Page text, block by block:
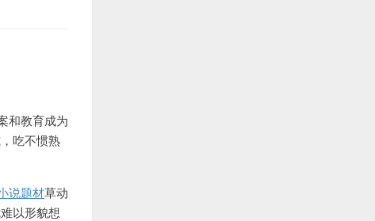
和教育成为
吃不惯熟
说题材草动
以形貌想